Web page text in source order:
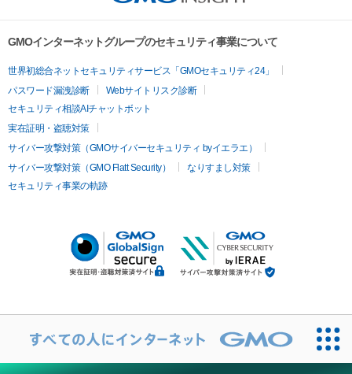
GMOインターネットグループのセキュリティ事業について
世界初総合ネットセキュリティサービス「GMOセキュリティ24」
パスワード漏洩診断
Webサイトリスク診断
セキュリティ相談AIチャットボット
実在証明・盗聴対策
サイバー攻撃対策（GMOサイバーセキュリティ byイエラエ）
サイバー攻撃対策（GMO Flatt Security）
なりすまし対策
セキュリティ事業の軌跡